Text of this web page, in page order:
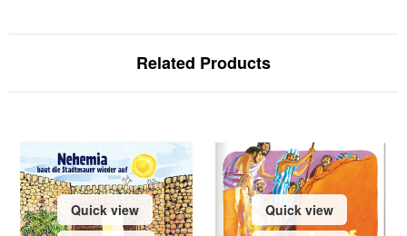
Related Products
Quick view
Quick view